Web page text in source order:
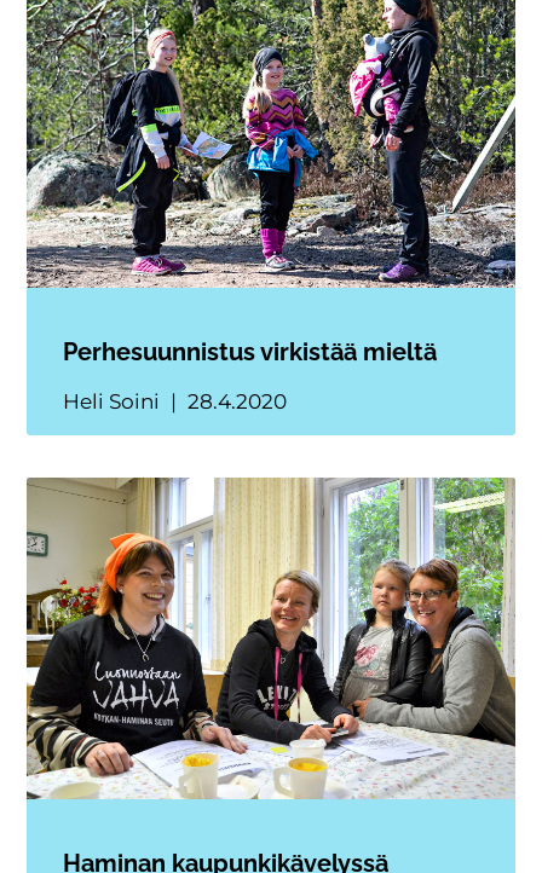
Perhesuunnistus virkistää mieltä
Heli Soini 28.4.2020
Haminan kaupunkikävelyssä